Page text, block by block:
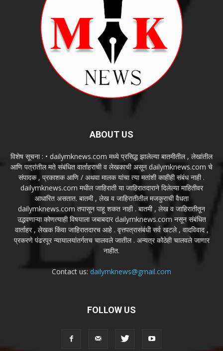
ABOUT US
विशेष सूचना : • dailymknews.com मध्ये प्रसिद्ध झालेल्या बातमीतील , लेखांतील
आणि पत्रांतील मते संबंधित वार्ताहराची व लेखकाची असून dailymknews.com चे
संपादक , प्रकाशक आणि / अथवा मालक यांचा त्या मतांशी काहीही संबंध नाही .
dailymknews.com मधील जाहिराती या जाहिरातदाराने दिलेल्या माहितीवर
आधारित असतात. बातमी , लेख व जाहिरातीतील मजकुराची वैधता
dailymknews.com तपासून पाहू शकत नाही . बातमी , लेख व जाहिरातीतून
उद्भवणाऱ्या कोणत्याही विषयाला जबाबदार dailymknews.com नसून संबंधित
वार्ताहर , लेखक किंवा जाहिरातदारच आहे . वृत्तपत्रासंबंधी सर्व खटले , वादविवाद ,
प्रकरणे पंढरपूर न्यायालयांतर्गतच चालवले जातील . अन्यत्र कोठेही चालवले जाणार
नाहीत.
Contact us: dailymknews@gmail.com
FOLLOW US